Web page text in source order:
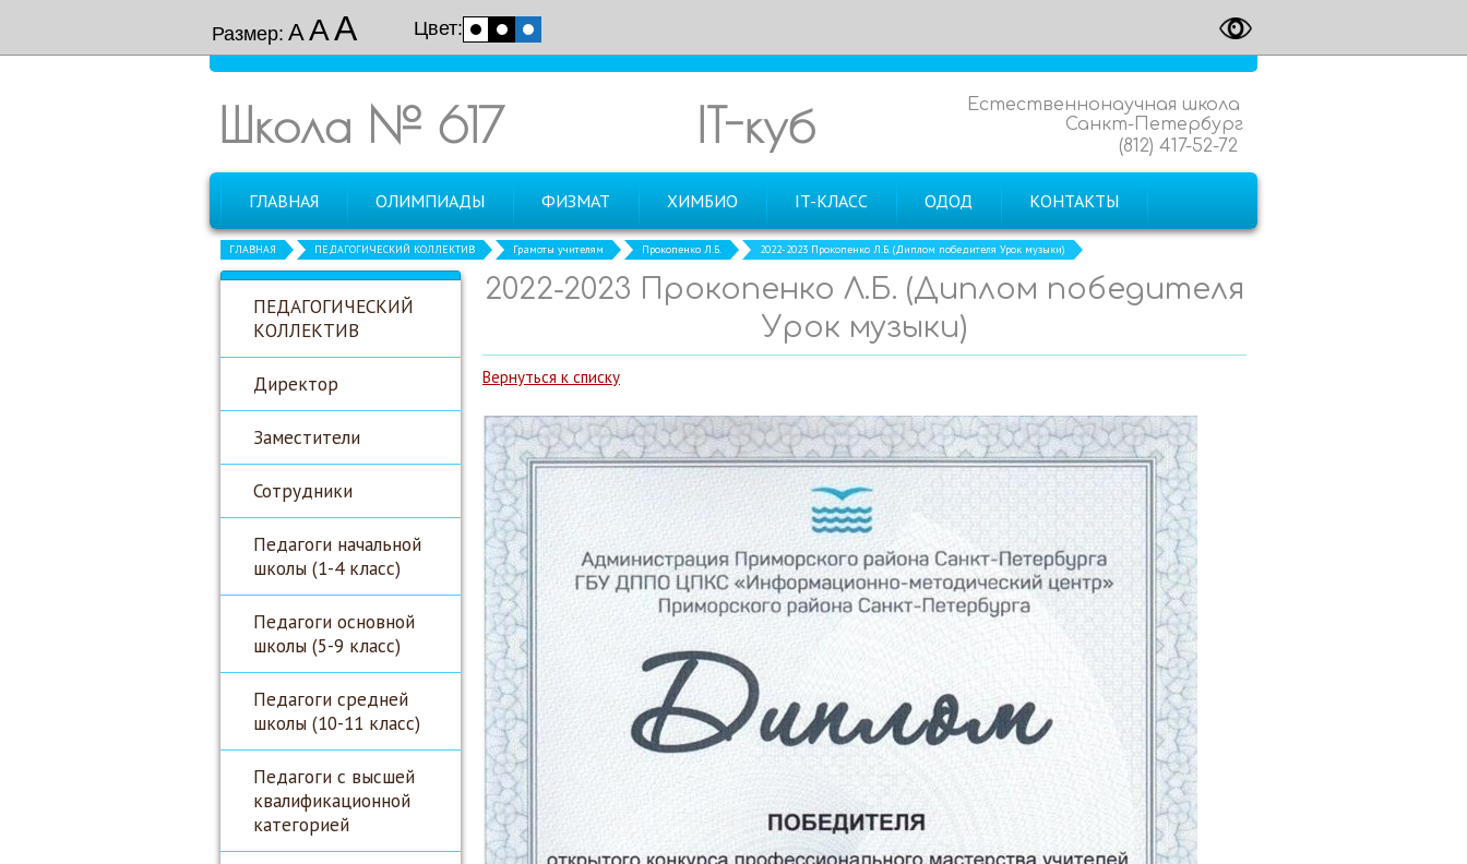
Размер: ААА Цвет:
Школа № 617
Естественнонаучная школа
Санкт-Петербург
(812) 417-52-72
IT-куб
ГЛАВНАЯ ОЛИМПИАДЫ ФИЗМАТ ХИМБИО IT-КЛАСС ОДОД КОНТАКТЫ
ГЛАВНАЯ ПЕДАГОГИЧЕСКИЙ КОЛЛЕКТИВ Грамоты учителям Прокопенко Л.Б. 2022-2023 Прокопенко Л.Б. (Диплом победителя Урок музыки)
ПЕДАГОГИЧЕСКИЙ
КОЛЛЕКТИВ
Директор
Заместители
Сотрудники
Педагоги начальной
школы (1-4 класс)
Педагоги основной
школы (5-9 класс)
Педагоги средней
школы (10-11 класс)
Педагоги с высшей
квалификационной
категорией
2022-2023 Прокопенко Л.Б. (Диплом победителя
Урок музыки)
Вернуться к списку